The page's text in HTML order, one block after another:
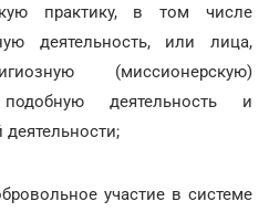
практику, в том числе
деятельность, или лица,
(миссионерскую)
деятельность и
участие в системе